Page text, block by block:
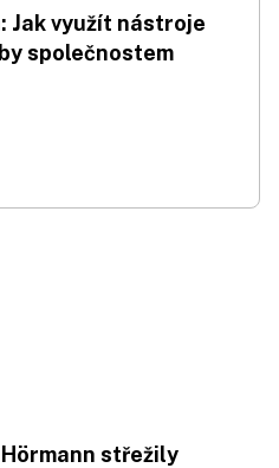
Jak využít nástroje
společnostem
střežily